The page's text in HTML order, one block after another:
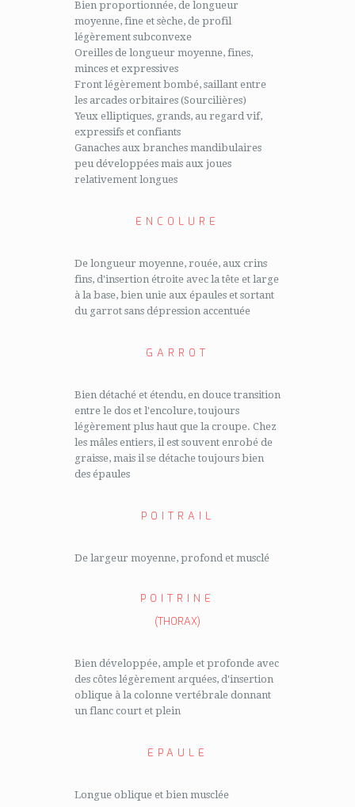
Bien proportionnée, de longueur
moyenne, fine et sèche, de profil
légèrement subconvexe
Oreilles de longueur moyenne, fines,
minces et expressives
Front légèrement bombé, saillant entre
les arcades orbitaires (Sourcilières)
Yeux elliptiques, grands, au regard vif,
expressifs et confiants
Ganaches aux branches mandibulaires
peu développées mais aux joues
relativement longues
ENCOLURE
De longueur moyenne, rouée, aux crins
fins, d'insertion étroite avec la tête et large
à la base, bien unie aux épaules et sortant
du garrot sans dépression accentuée
GARROT
Bien détaché et étendu, en douce transition
entre le dos et l'encolure, toujours
légèrement plus haut que la croupe. Chez
les mâles entiers, il est souvent enrobé de
graisse, mais il se détache toujours bien
des épaules
POITRAIL
De largeur moyenne, profond et musclé
POITRINE
(THORAX)
Bien développée, ample et profonde avec
des côtes légèrement arquées, d'insertion
oblique à la colonne vertébrale donnant
un flanc court et plein
EPAULE
Longue oblique et bien musclée